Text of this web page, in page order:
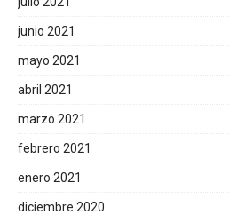
junio 2021
mayo 2021
abril 2021
marzo 2021
febrero 2021
enero 2021
diciembre 2020